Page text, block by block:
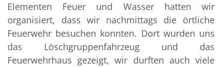
Elementen Feuer und Wasser hatten wir
organisiert, dass wir nachmittags die örtliche
Feuerwehr besuchen konnten. Dort wurden uns
das Löschgruppenfahrzeug und das
Feuerwehrhaus gezeigt, wir durften auch viele